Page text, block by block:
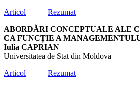
Articol
Rezumat
ABORDĂRI CONCEPTUALE ALE
CA FUNCȚIE A
Iulia CAPRIAN
Universitatea de Stat din Moldova
Articol
Rezumat